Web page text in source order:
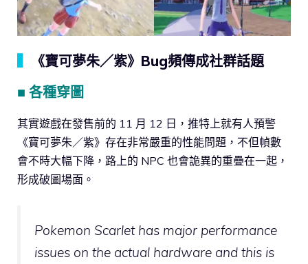
《寶可夢朱／紫》Bug頻傳成社群話題
■ 各種穿圖
其實遊戲在發售前的 11 月 12 日，推特上就有人預警
《寶可夢朱／紫》存在非常嚴重的性能問題，不但幀數
會不時大幅下降，路上的 NPC 也會詭異的重疊在一起，
形成破圖場面。
Pokemon Scarlet has major performance
issues on the actual hardware and this is